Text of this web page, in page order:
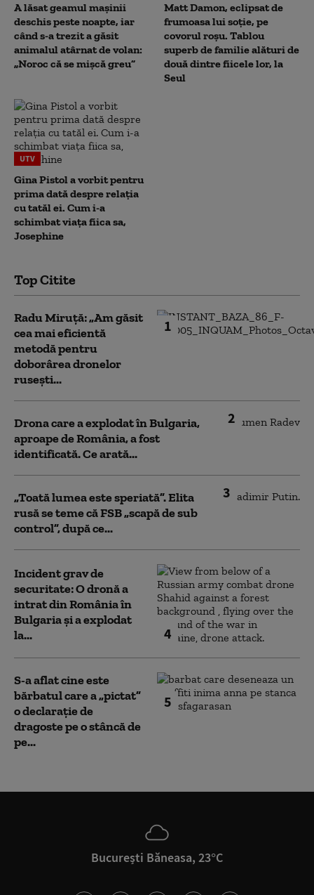
A lăsat geamul mașinii
deschis peste noapte, iar
când s-a trezit a găsit
animalul atârnat de volan:
„Noroc că se mișcă greu”
Matt Damon, eclipsat de
frumoasa lui soție, pe
covorul roșu. Tablou
superb de familie alături de
două dintre fiicele lor, la
Seul
UTV
Gina Pistol a vorbit pentru
prima dată despre relația
cu tatăl ei. Cum i-a
schimbat viața fiica sa,
Josephine
Top Citite
1
Radu Miruță: „Am găsit
cea mai eficientă
metodă pentru
doborârea dronelor
rusești...
2
Drona care a explodat în Bulgaria,
aproape de România, a fost
identificată. Ce arată...
3
„Toată lumea este speriată”. Elita
rusă se teme că FSB „scapă de sub
control”, după ce...
4
Incident grav de
securitate: O dronă a
intrat din România în
Bulgaria şi a explodat
la...
5
S-a aflat cine este
bărbatul care a „pictat”
o declarație de
dragoste pe o stâncă de
pe...
București Băneasa, 23°C